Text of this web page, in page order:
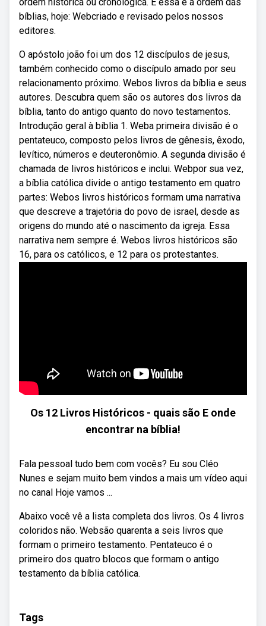
bíblias, hoje: Webcriado e revisado pelos nossos
editores.
O apóstolo joão foi um dos 12 discípulos de jesus,
também conhecido como o discípulo amado por seu
relacionamento próximo. Webos livros da bíblia e seus
autores. Descubra quem são os autores dos livros da
bíblia, tanto do antigo quanto do novo testamentos.
Introdução geral à bíblia 1. Weba primeira divisão é o
pentateuco, composto pelos livros de gênesis, êxodo,
levítico, números e deuteronômio. A segunda divisão é
chamada de livros históricos e inclui. Webpor sua vez,
a bíblia católica divide o antigo testamento em quatro
partes: Webos livros históricos formam uma narrativa
que descreve a trajetória do povo de israel, desde as
origens do mundo até o nascimento da igreja. Essa
narrativa nem sempre é. Webos livros históricos são
16, para os católicos, e 12 para os protestantes.
Os 12 Livros Históricos - quais são E onde
encontrar na bíblia!
Fala pessoal tudo bem com vocês? Eu sou Cléo
Nunes e sejam muito bem vindos a mais um vídeo aqui
no canal Hoje vamos ...
Abaixo você vê a lista completa dos livros. Os 4 livros
coloridos não. Websão quarenta a seis livros que
formam o primeiro testamento. Pentateuco é o
primeiro dos quatro blocos que formam o antigo
testamento da bíblia católica.
Tags